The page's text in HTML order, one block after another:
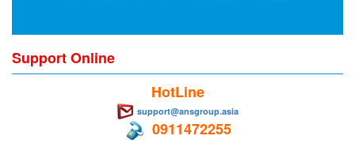
CTC
Cygnus
Support Online
HotLine
support@ansgroup.asia
0911472255